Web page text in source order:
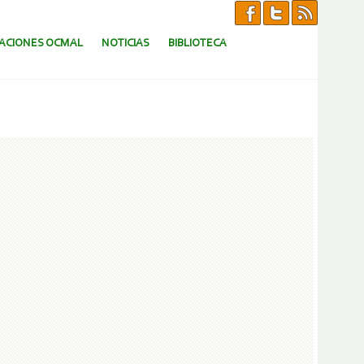
OCMAL NOTICIAS BIBLIOTECA